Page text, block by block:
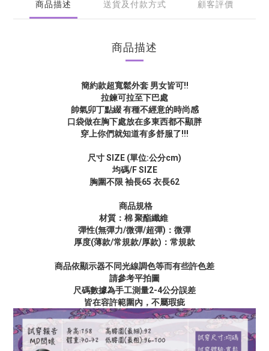
商品描述 送貨及付款方式 顧客評價
商品描述
簡約款超寬鬆外套 男女皆可!!
拉鍊可拉至下巴處
帥氣卯丁點綴 有種不經意的時尚感
口袋做在胸下處放在多東西都不顯胖
穿上你們就知道有多舒服了!!!
尺寸 SIZE (單位:公分cm)
均碼/F SIZE
胸圍不限 袖長65 衣長62
商品規格
材質：棉 聚酯纖維
彈性(無彈力/微彈/超彈)：微彈
厚度(薄款/常規款/厚款)： 常規款
商品依顯示器不同光線調色等而有些許色差
請參考平拍圖
尺碼數據為手工測量2-4公分誤差
皆在容許範圍內，不屬瑕疵